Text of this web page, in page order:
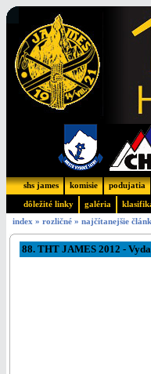
shs james komisie podujatia
dôležité linky galéria
index » rozličné » najčítanejšie
88. THT JAMES 2012 -